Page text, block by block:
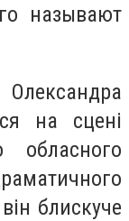
называют
на сцені
обласного
блискуче